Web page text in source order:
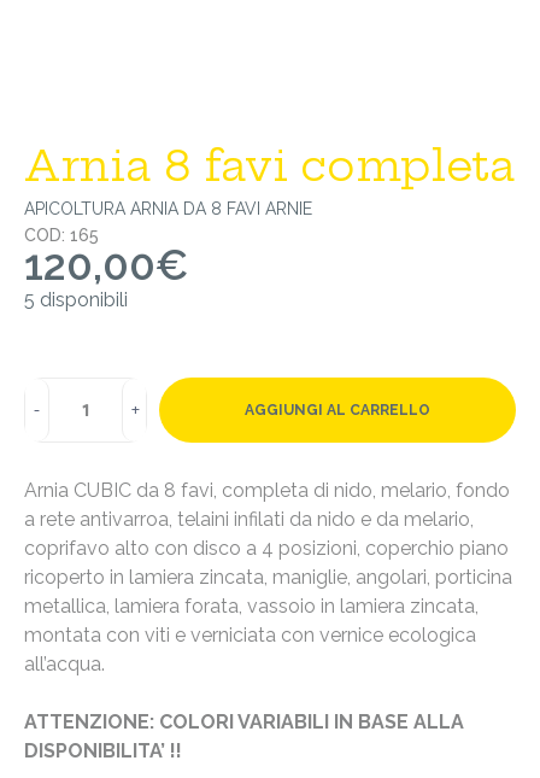
Arnia 8 favi completa
APICOLTURA ARNIA DA 8 FAVI ARNIE
COD: 165
120,00€
5 disponibili
AGGIUNGI AL CARRELLO
Arnia CUBIC da 8 favi, completa di nido, melario, fondo
a rete antivarroa, telaini infilati da nido e da melario,
coprifavo alto con disco a 4 posizioni, coperchio piano
ricoperto in lamiera zincata, maniglie, angolari, porticina
metallica, lamiera forata, vassoio in lamiera zincata,
montata con viti e verniciata con vernice ecologica
all’acqua.
ATTENZIONE: COLORI VARIABILI IN BASE ALLA
DISPONIBILITA’ !!